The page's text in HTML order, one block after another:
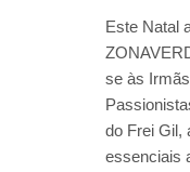
Este Natal
se às Irmãs
do Frei Gil,
essenciais